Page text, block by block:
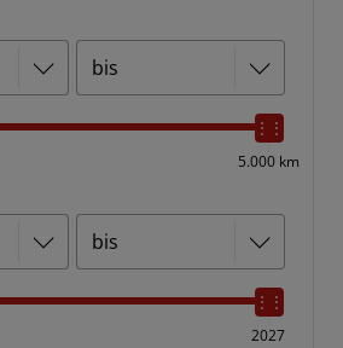
5.000 km
2027